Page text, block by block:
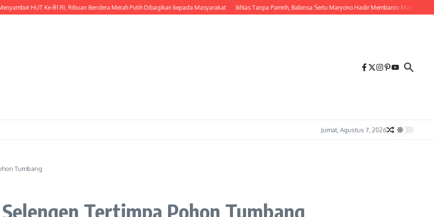
HUT Ke-81 RI, Ribuan Bendera Merah Putih Dibagikan kepada Masyarakat Ikhlas Tanpa Pamrih, Babinsa Sertu Maryono Hadir Membantu Masyarakat
Jumat, Agustus 7, 2026
Tumbang
Tertimpa Pohon Tumbang